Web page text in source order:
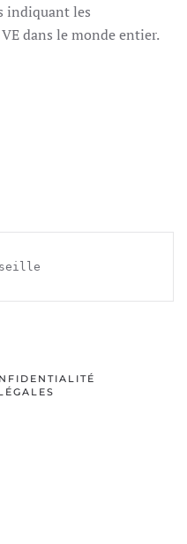
indiquant les
dans le monde entier.